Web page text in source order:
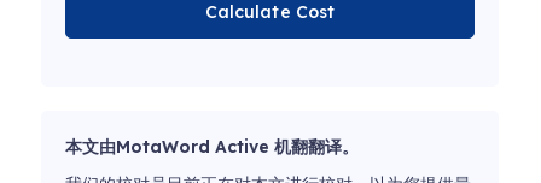
Calculate Cost
本文由MotaWord Active 机翻翻译。